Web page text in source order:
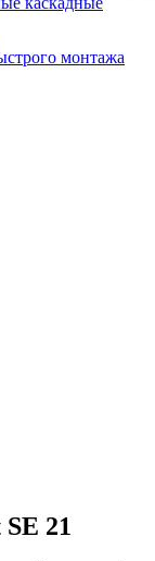
монтажа
21